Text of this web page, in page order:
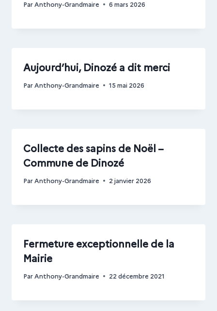
ParAnthony-Grandmaire 6 mars 2026
Aujourd’hui, Dinozé a dit merci
ParAnthony-Grandmaire 15 mai 2026
Collecte des sapins de Noël –
Commune de Dinozé
ParAnthony-Grandmaire 2 janvier 2026
Fermeture exceptionnelle de la
Mairie
ParAnthony-Grandmaire 22 décembre 2021